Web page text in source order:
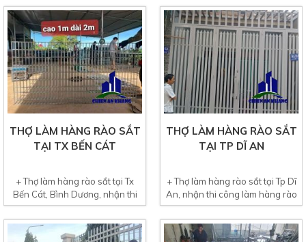
THỢ LÀM HÀNG RÀO SẮT
TẠI TX BẾN CÁT
+ Thợ làm hàng rào sắt tại Tx
Bến Cát, Bình Dương, nhận thi
công làm hàng rào sắt,...
THỢ LÀM HÀNG RÀO SẮT
TẠI TP DĨ AN
+ Thợ làm hàng rào sắt tại Tp Dĩ
An, nhận thi công làm hàng rào
sắt, làm lan can sắt,...